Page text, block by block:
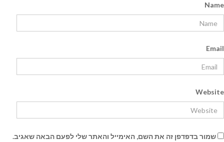
Name
Email
Website
שמור בדפדפן זה את השם, האימייל והאתר שלי לפעם הבאה שאגיב.